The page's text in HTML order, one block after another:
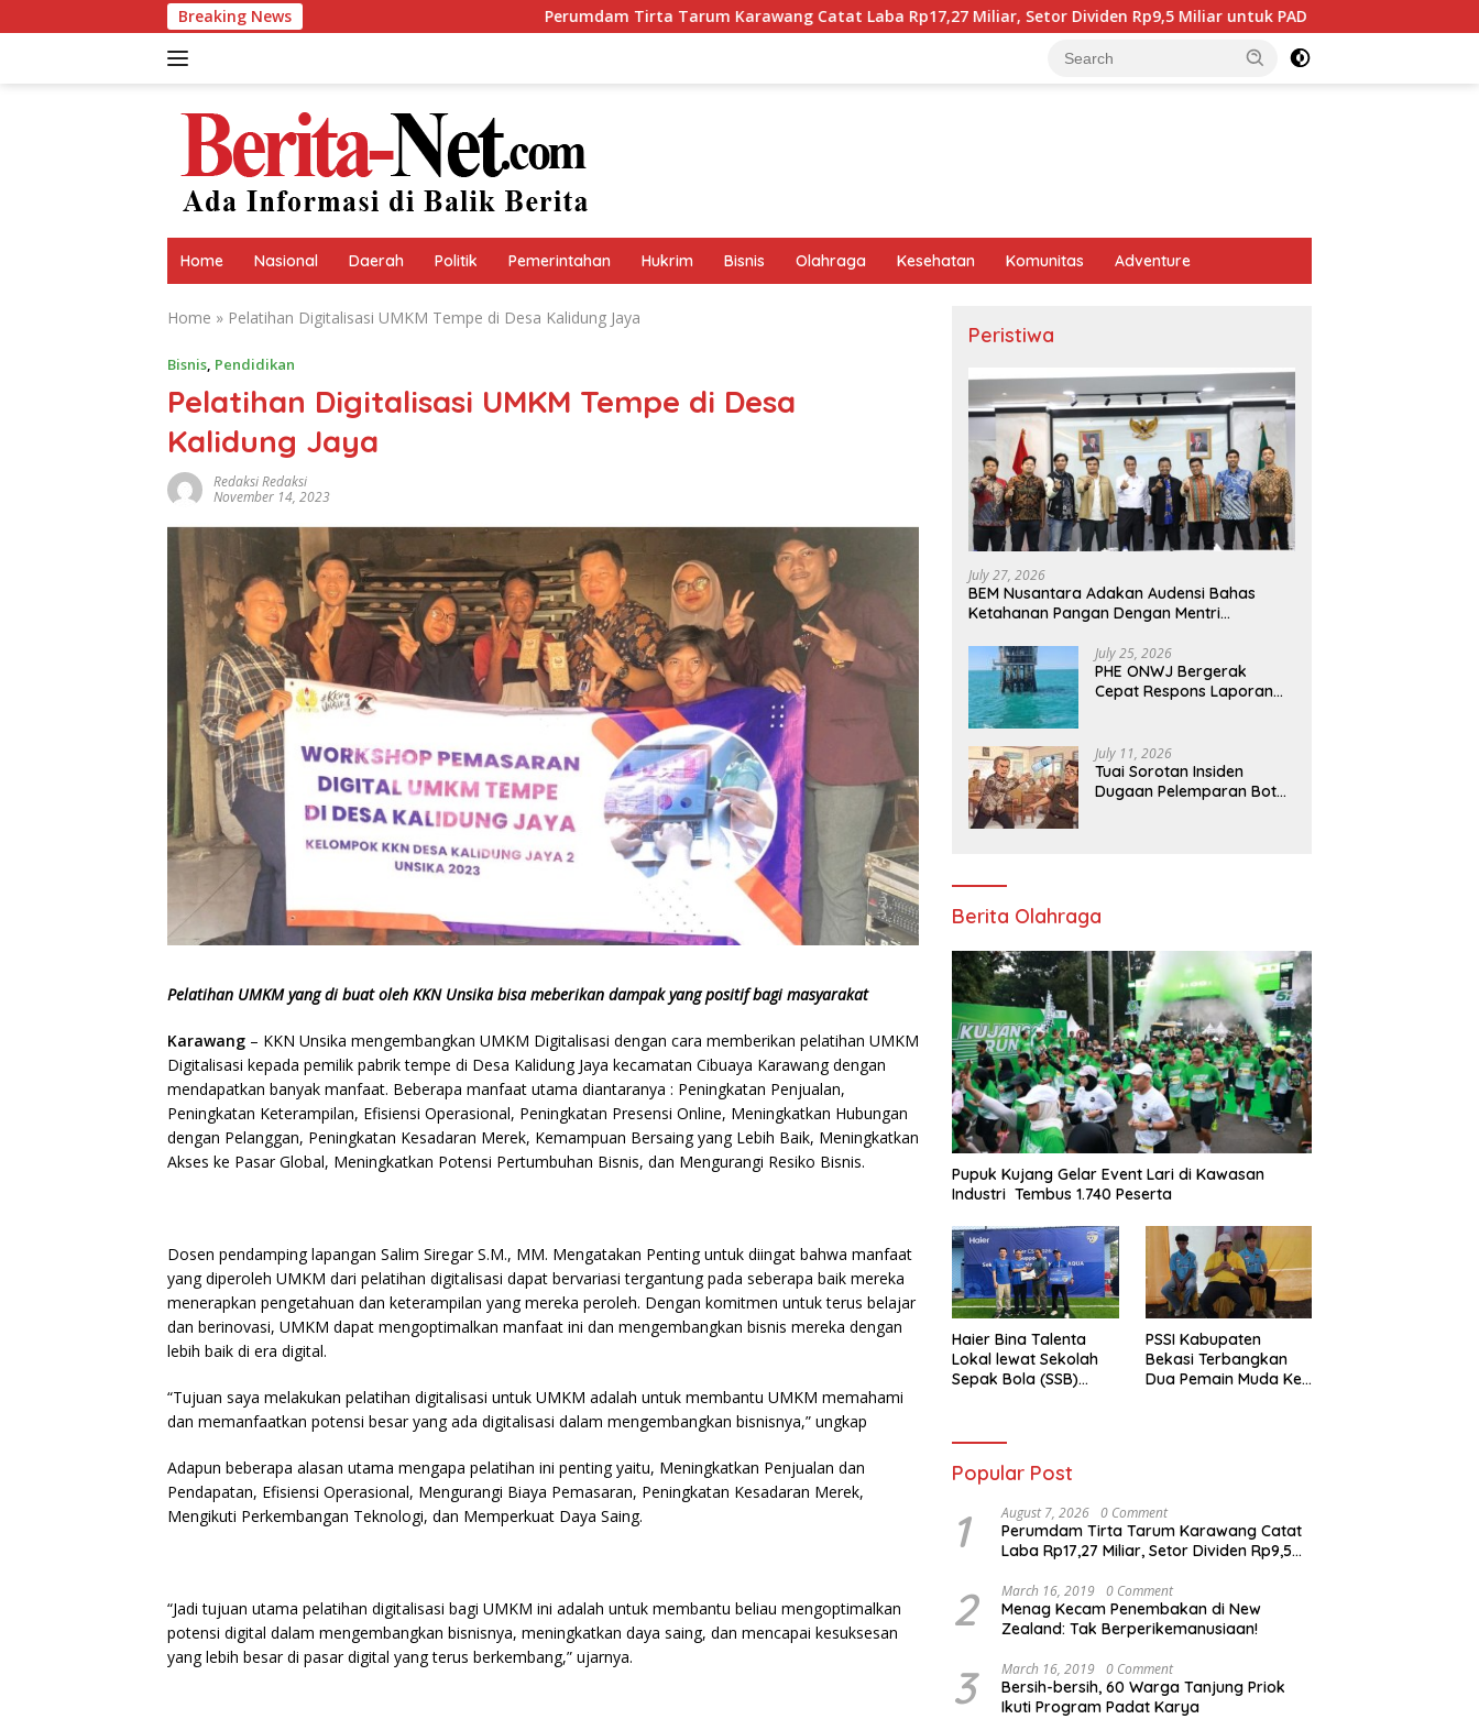
to
Breaking News Perumdam Tirta Tarum Karawang Catat Laba Rp17,27 Miliar, Setor Dividen Rp9,5 Miliar untuk PAD BPJS Kesehatan Karawang
Home Nasional Daerah Politik Pemerintahan Hukrim Bisnis Olahraga Kesehatan Komunitas Adventure
Home » Pelatihan Digitalisasi UMKM Tempe di Desa Kalidung Jaya
Bisnis, Pendidikan
Pelatihan Digitalisasi UMKM Tempe di Desa
Kalidung Jaya
Redaksi Redaksi
November 14, 2023
Pelatihan UMKM yang di buat oleh KKN Unsika bisa meberikan dampak yang positif bagi masyarakat
Karawang – KKN Unsika mengembangkan UMKM Digitalisasi dengan cara memberikan pelatihan UMKM
Digitalisasi kepada pemilik pabrik tempe di Desa Kalidung Jaya kecamatan Cibuaya Karawang dengan
mendapatkan banyak manfaat. Beberapa manfaat utama diantaranya : Peningkatan Penjualan,
Peningkatan Keterampilan, Efisiensi Operasional, Peningkatan Presensi Online, Meningkatkan Hubungan
dengan Pelanggan, Peningkatan Kesadaran Merek, Kemampuan Bersaing yang Lebih Baik, Meningkatkan
Akses ke Pasar Global, Meningkatkan Potensi Pertumbuhan Bisnis, dan Mengurangi Resiko Bisnis.
Dosen pendamping lapangan Salim Siregar S.M., MM. Mengatakan Penting untuk diingat bahwa manfaat
yang diperoleh UMKM dari pelatihan digitalisasi dapat bervariasi tergantung pada seberapa baik mereka
menerapkan pengetahuan dan keterampilan yang mereka peroleh. Dengan komitmen untuk terus belajar
dan berinovasi, UMKM dapat mengoptimalkan manfaat ini dan mengembangkan bisnis mereka dengan
lebih baik di era digital.
“Tujuan saya melakukan pelatihan digitalisasi untuk UMKM adalah untuk membantu UMKM memahami
dan memanfaatkan potensi besar yang ada digitalisasi dalam mengembangkan bisnisnya,” ungkap
Adapun beberapa alasan utama mengapa pelatihan ini penting yaitu, Meningkatkan Penjualan dan
Pendapatan, Efisiensi Operasional, Mengurangi Biaya Pemasaran, Peningkatan Kesadaran Merek,
Mengikuti Perkembangan Teknologi, dan Memperkuat Daya Saing.
“Jadi tujuan utama pelatihan digitalisasi bagi UMKM ini adalah untuk membantu beliau mengoptimalkan
potensi digital dalam mengembangkan bisnisnya, meningkatkan daya saing, dan mencapai kesuksesan
yang lebih besar di pasar digital yang terus berkembang,” ujarnya.
Peristiwa
July 27, 2026
BEM Nusantara Adakan Audensi Bahas
Ketahanan Pangan Dengan Mentri
July 25, 2026
PHE ONWJ Bergerak
Cepat Respons Laporan
July 11, 2026
Tuai Sorotan Insiden
Dugaan Pelemparan Botol
Berita Olahraga
Pupuk Kujang Gelar Event Lari di Kawasan
Industri Tembus 1.740 Peserta
Haier Bina Talenta
Lokal lewat Sekolah
Sepak Bola (SSB)
PSSI Kabupaten
Bekasi Terbangkan
Dua Pemain Muda Ke
Popular Post
1 August 7, 2026 0 Comment
Perumdam Tirta Tarum Karawang Catat
Laba Rp17,27 Miliar, Setor Dividen Rp9,5
2 March 16, 2019 0 Comment
Menag Kecam Penembakan di New
Zealand: Tak Berperikemanusiaan!
3 March 16, 2019 0 Comment
Bersih-bersih, 60 Warga Tanjung Priok
Ikuti Program Padat Karya